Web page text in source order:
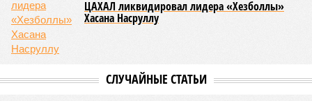
ЦАХАЛ ликвидировал лидера «Хезболлы»
Хасана Насруллу
СЛУЧАЙНЫЕ СТАТЬИ